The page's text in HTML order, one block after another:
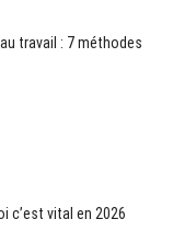
travail : 7 méthodes
c’est vital en 2026